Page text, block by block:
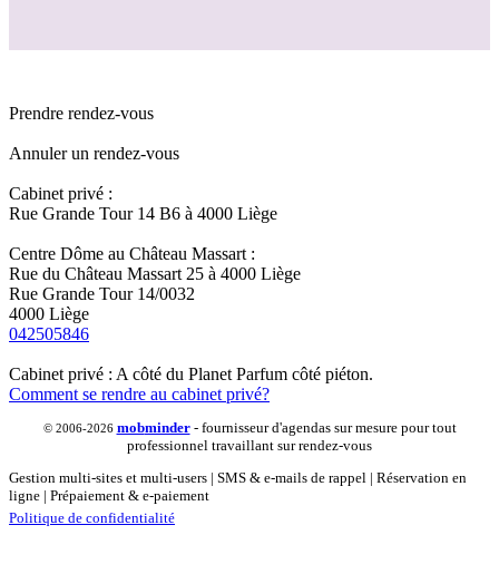
Prendre rendez-vous
Annuler un rendez-vous
Cabinet privé :
Rue Grande Tour 14 B6 à 4000 Liège
Centre Dôme au Château Massart :
Rue du Château Massart 25 à 4000 Liège
Rue Grande Tour 14/0032
4000 Liège
042505846
Cabinet privé : A côté du Planet Parfum côté piéton.
Comment se rendre au cabinet privé?
© 2006-2026 mobminder- fournisseur d'agendas sur mesure pour tout
professionnel travaillant sur rendez-vous
Gestion multi-sites et multi-users | SMS & e-mails de rappel | Réservation en
ligne | Prépaiement & e-paiement
Politique de confidentialité